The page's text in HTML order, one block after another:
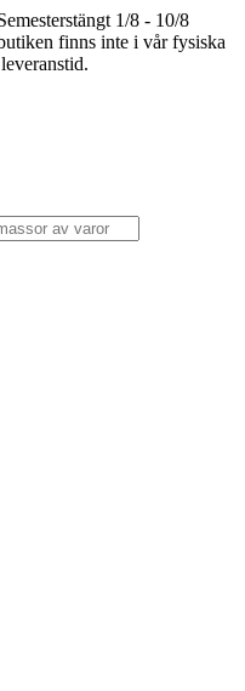
1/8 - 10/8
finns inte i vår fysiska